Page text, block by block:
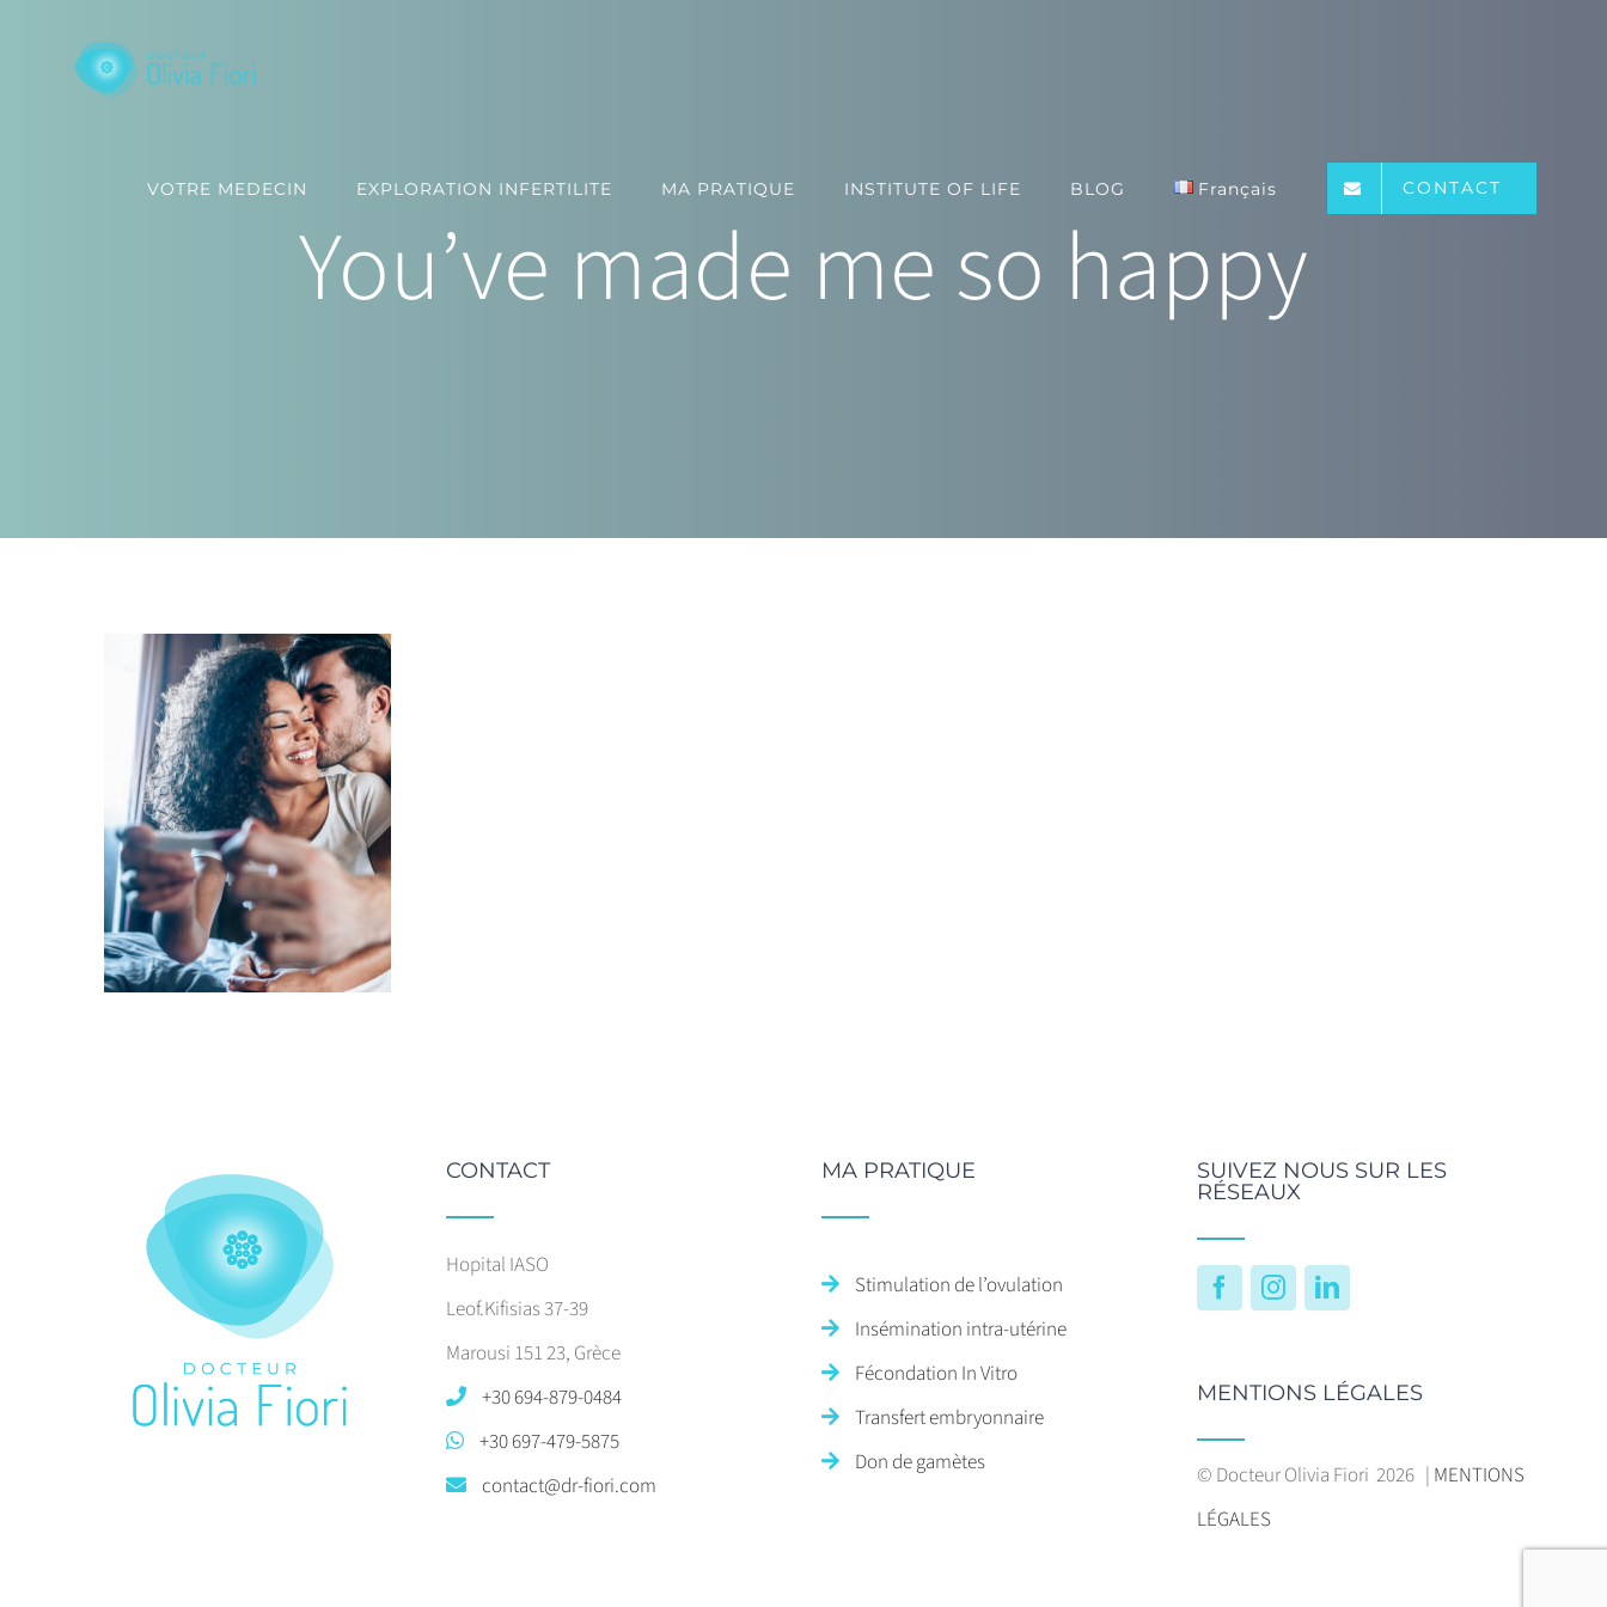
VOTRE MEDECIN EXPLORATION INFERTILITE MA PRATIQUE INSTITUTE OF LIFE BLOG Français CONTACT
You’ve made me so happy
CONTACT
Hopital IASO
Leof.Kifisias 37-39
Marousi 151 23, Grèce
+30 694-879-0484
+30 697-479-5875
contact@dr-fiori.com
MA PRATIQUE
Stimulation de l’ovulation
Insémination intra-utérine
Fécondation In Vitro
Transfert embryonnaire
Don de gamètes
SUIVEZ NOUS SUR LES
RÉSEAUX
FacebookInstagramLinkedIn
MENTIONS LÉGALES
© Docteur Olivia Fiori2026 | MENTIONS
LÉGALES